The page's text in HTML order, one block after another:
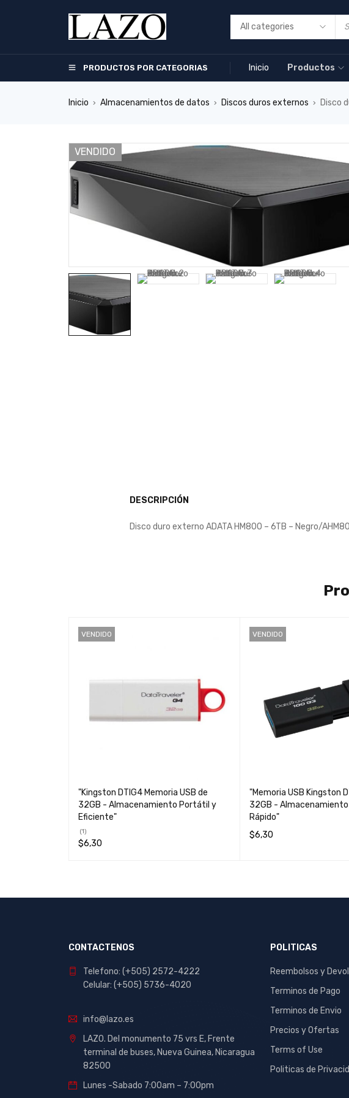
PRODUCTOS POR CATEGORIAS Inicio Productos
Inicio › Almacenamientos de datos › Discos duros externos › Disco
VENDIDO
DESCRIPCIÓN
Disco duro externo ADATA HM800 – 6TB – Negro/
VENDIDO
"Kingston DTIG4 Memoria USB de
32GB - Almacenamiento Portátil y
Eficiente"
(1)
$6,30
VENDIDO
"Memoria USB Kingston
32GB -
Rápido"
$6,30
CONTACTENOS
Telefono: (+505) 2572-4222
Celular: (+505) 5736-4020
info@lazo.es
LAZO. Del monumento 75 vrs E, Frente
terminal de buses, Nueva Guinea, Nicaragua
82500
Lunes -Sabado 7:00am – 7:00pm
POLITICAS
Reembolsos y
Terminos de Pago
Terminos de Envio
Precios y Ofertas
Terms of Use
Politicas de